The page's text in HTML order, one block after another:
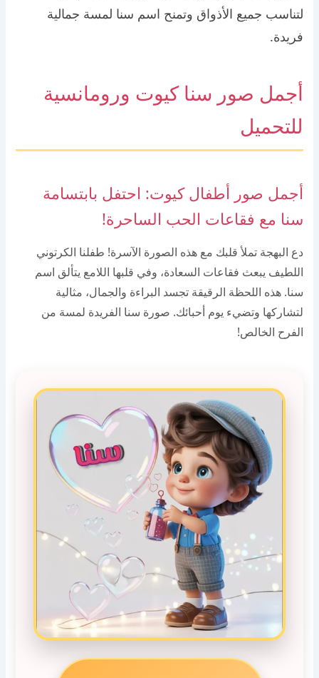
لتناسب جميع الأذواق وتمنح اسم سنا لمسة جمالية
فريدة.
أجمل صور سنا كيوت ورومانسية
للتحميل
أجمل صور أطفال كيوت: احتفل بابتسامة
سنا مع فقاعات الحب الساحرة!
دع البهجة تملأ قلبك مع هذه الصورة الآسرة! طفلنا الكرتوني
اللطيف يبعث فقاعات السعادة، وفي قلبها اللامع يتألق اسم
سنا. هذه اللحظة الرقيقة تجسد البراءة والجمال، مثالية
لتشاركها وتضيء يوم أحبائك. صورة سنا الفريدة لمسة من
الفرح الخالص!